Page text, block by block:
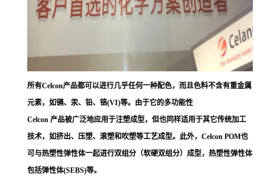
所有Celcon产品都可以进行几乎任何一种配色，而且色料不含有重金属
元素，如镉、汞、铅、铬(VI)等。由于它的多功能性
Celcon 产品被广泛地应用于注塑成型，但也同样适用于其它传统加工
技术，如挤出、压塑、滚塑和吹塑等工艺成型。此外，Celcon POM也
可与热塑性弹性体一起进行双组分（软硬双组分）成型，热塑性弹性体
包括弹性体(SEBS)等。